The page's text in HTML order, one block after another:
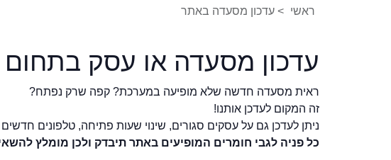
ראשי > עדכון מסעדה באתר
עדכון מסעדה או עסק בתחום
ראית מסעדה חדשה שלא מופיעה במערכת? קפה שרק נפתח?
זה המקום לעדכן אותנו!
ניתן לעדכן גם על עסקים סגורים, שינוי שעות פתיחה, טלפונים חדשים
כל פניה לגבי חומרים המופיעים באתר תיבדק ולכן מומלץ